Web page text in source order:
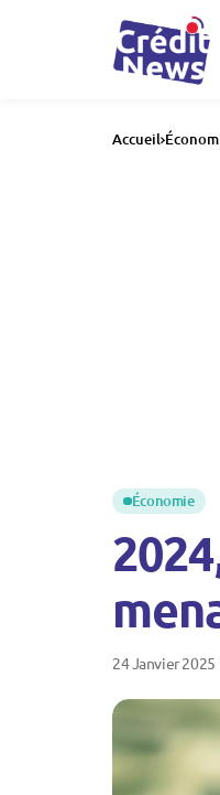
Accueil
Économie
24 Janvier 2025